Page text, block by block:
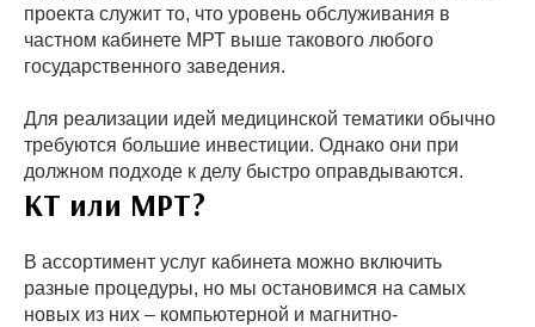
проекта служит то, что уровень обслуживания в
частном кабинете МРТ выше такового любого
государственного заведения.
Для реализации идей медицинской тематики обычно
требуются большие инвестиции. Однако они при
должном подходе к делу быстро оправдываются.
КТ или МРТ?
В ассортимент услуг кабинета можно включить
разные процедуры, но мы остановимся на самых
новых из них – компьютерной и магнитно-